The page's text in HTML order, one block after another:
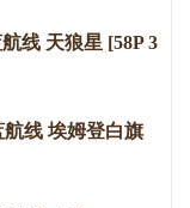
线 天狼星 [58P 3
航线 埃姆登白旗